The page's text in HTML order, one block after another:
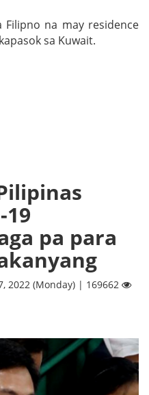
Filipno na may residence
sa Kuwait.
19
pa para
2022 (Monday) | 169662